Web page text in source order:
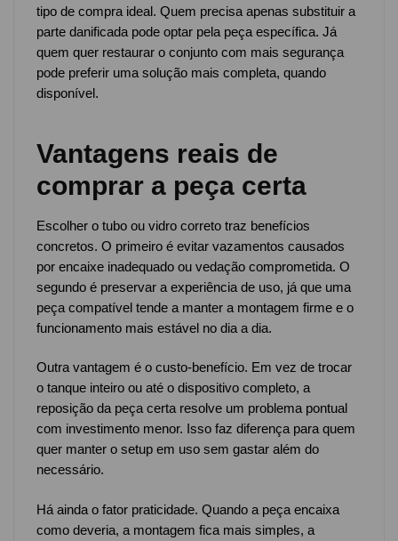
tipo de compra ideal. Quem precisa apenas substituir a
parte danificada pode optar pela peça específica. Já
quem quer restaurar o conjunto com mais segurança
pode preferir uma solução mais completa, quando
disponível.
Vantagens reais de
comprar a peça certa
Escolher o tubo ou vidro correto traz benefícios
concretos. O primeiro é evitar vazamentos causados
por encaixe inadequado ou vedação comprometida. O
segundo é preservar a experiência de uso, já que uma
peça compatível tende a manter a montagem firme e o
funcionamento mais estável no dia a dia.
Outra vantagem é o custo-benefício. Em vez de trocar
o tanque inteiro ou até o dispositivo completo, a
reposição da peça certa resolve um problema pontual
com investimento menor. Isso faz diferença para quem
quer manter o setup em uso sem gastar além do
necessário.
Há ainda o fator praticidade. Quando a peça encaixa
como deveria, a montagem fica mais simples, a